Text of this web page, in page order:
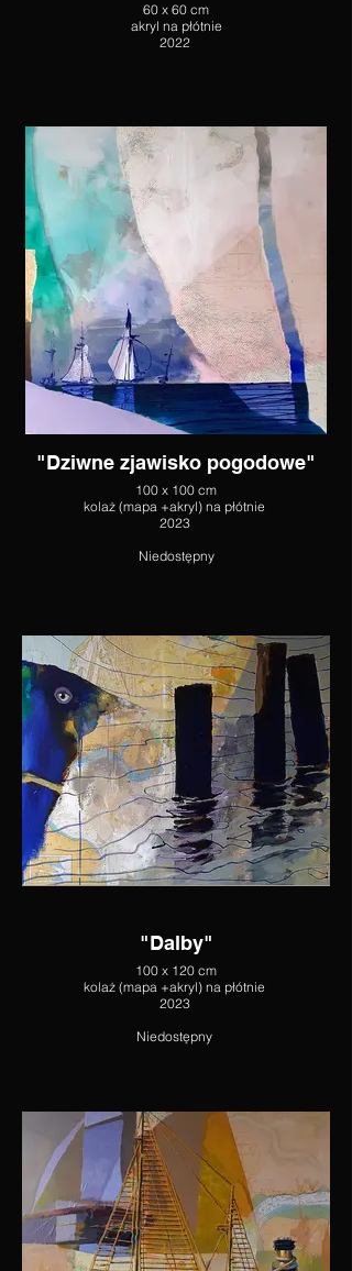
60 x 60 cm
akryl na płótnie
2022
"Dziwne zjawisko pogodowe"
100 x 100 cm
kolaż (mapa +akryl) na płótnie
2023
Niedostępny
"Dalby"
100 x 120 cm
kolaż (mapa +akryl) na płótnie
2023
Niedostępny